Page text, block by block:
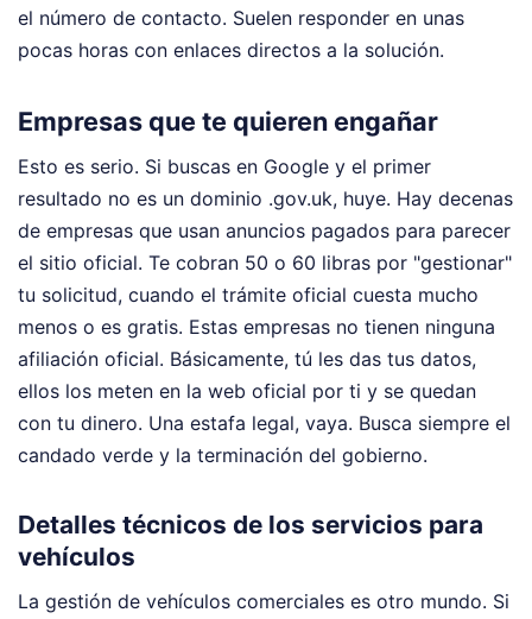
el número de contacto. Suelen responder en unas
pocas horas con enlaces directos a la solución.
Empresas que te quieren engañar
Esto es serio. Si buscas en Google y el primer
resultado no es un dominio .gov.uk, huye. Hay decenas
de empresas que usan anuncios pagados para parecer
el sitio oficial. Te cobran 50 o 60 libras por "gestionar"
tu solicitud, cuando el trámite oficial cuesta mucho
menos o es gratis. Estas empresas no tienen ninguna
afiliación oficial. Básicamente, tú les das tus datos,
ellos los meten en la web oficial por ti y se quedan
con tu dinero. Una estafa legal, vaya. Busca siempre el
candado verde y la terminación del gobierno.
Detalles técnicos de los servicios para
vehículos
La gestión de vehículos comerciales es otro mundo. Si